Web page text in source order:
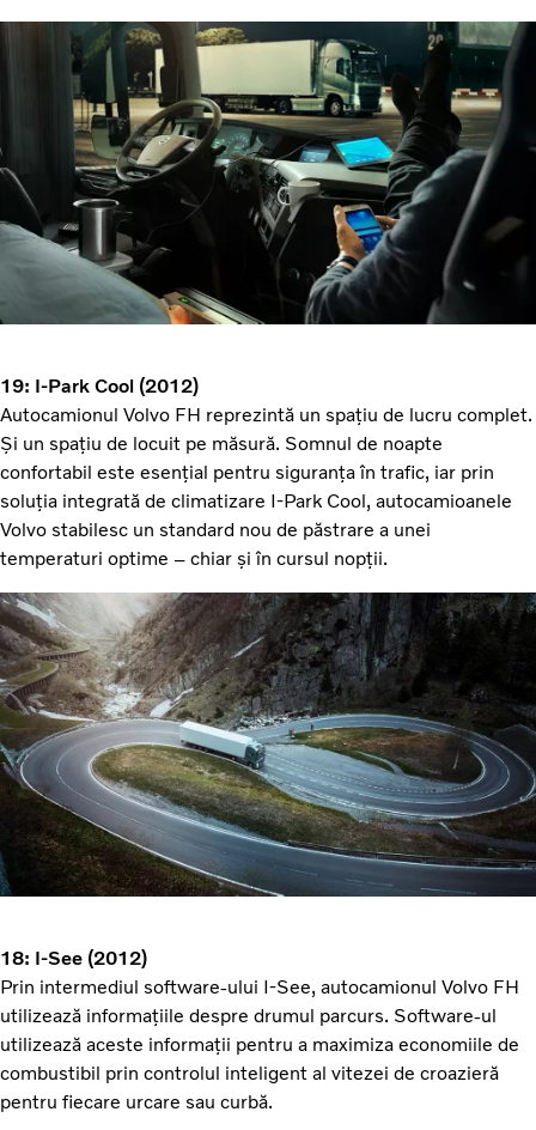
19: I-Park Cool (2012)
Autocamionul Volvo FH reprezintă un spațiu de lucru complet.
Și un spațiu de locuit pe măsură. Somnul de noapte
confortabil este esențial pentru siguranța în trafic, iar prin
soluția integrată de climatizare I-Park Cool, autocamioanele
Volvo stabilesc un standard nou de păstrare a unei
temperaturi optime – chiar și în cursul nopții.
18: I-See (2012)
Prin intermediul software-ului I-See, autocamionul Volvo FH
utilizează informațiile despre drumul parcurs. Software-ul
utilizează aceste informații pentru a maximiza economiile de
combustibil prin controlul inteligent al vitezei de croazieră
pentru fiecare urcare sau curbă.